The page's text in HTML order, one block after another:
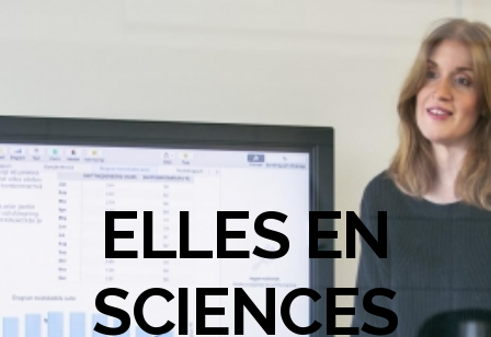
ELLES EN
SCIENCES